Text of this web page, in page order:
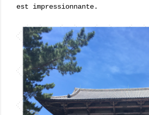
est impressionnante.